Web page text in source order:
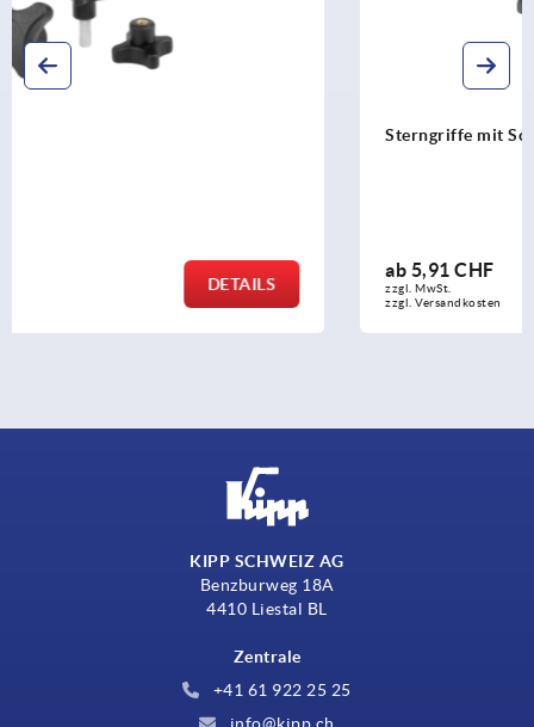
DETAILS
KIPP SCHWEIZ AG
Benzburweg 18A
4410 Liestal BL
Zentrale
+41 61 922 25 25